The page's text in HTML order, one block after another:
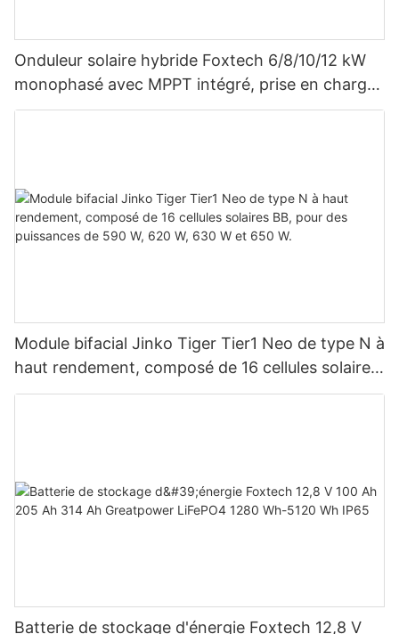
Onduleur solaire hybride Foxtech 6/8/10/12 kW
monophasé avec MPPT intégré, prise en charge
du montage en parallèle de 9 unités pour
Module bifacial Jinko Tiger Tier1 Neo de type N à
haut rendement, composé de 16 cellules solaires
BB, pour des puissances de 590 W, 620 W, 630
Batterie de stockage d'énergie Foxtech 12,8 V